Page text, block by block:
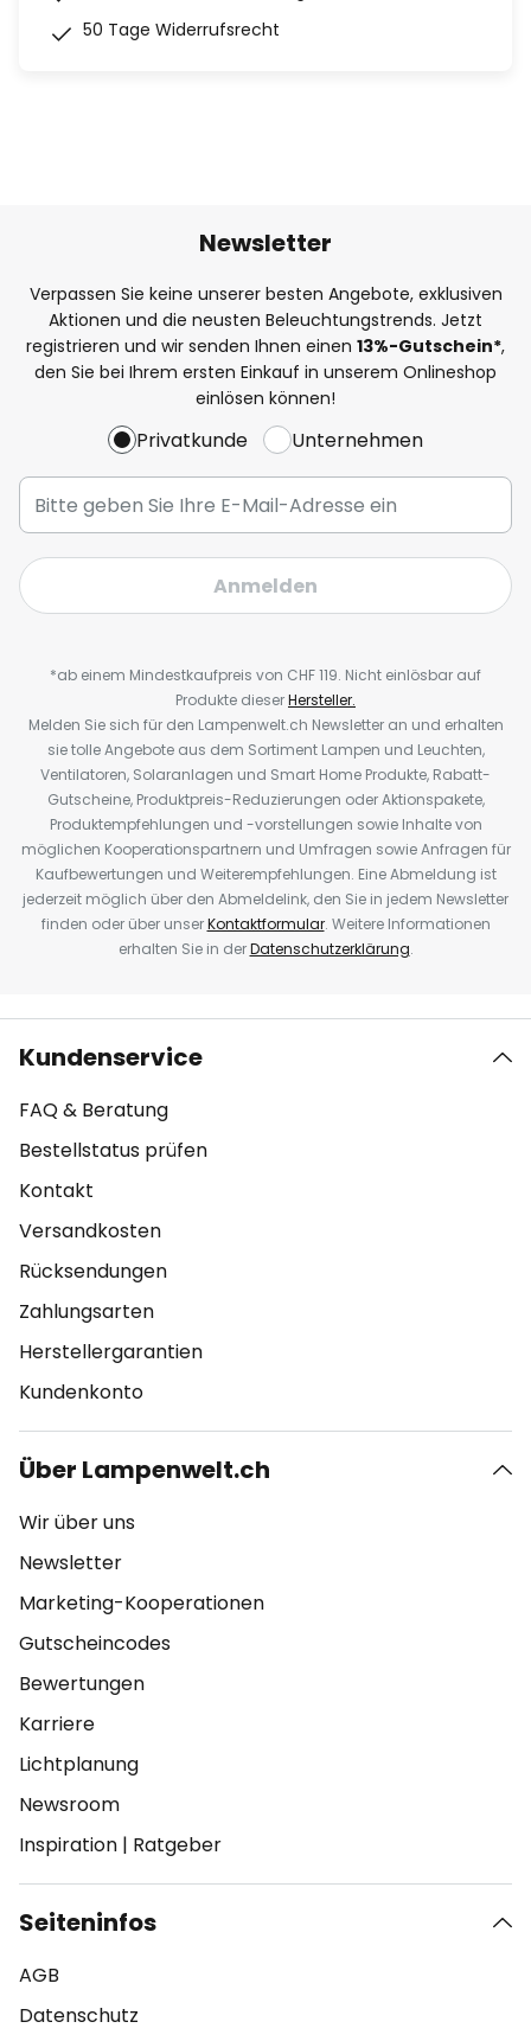
50 Tage Widerrufsrecht
Newsletter
Verpassen Sie keine unserer besten Angebote, exklusiven
Aktionen und die neusten Beleuchtungstrends. Jetzt
registrieren und wir senden Ihnen einen 13%-Gutschein*,
den Sie bei Ihrem ersten Einkauf in unserem Onlineshop
einlösen können!
Privatkunde Unternehmen
Anmelden
*ab einem Mindestkaufpreis von CHF 119. Nicht einlösbar auf
Produkte dieserHersteller.
Melden Sie sich für den Lampenwelt.ch Newsletter an und erhalten
sie tolle Angebote aus dem Sortiment Lampen und Leuchten,
Ventilatoren, Solaranlagen und Smart Home Produkte, Rabatt-
Gutscheine, Produktpreis-Reduzierungen oder Aktionspakete,
Produktempfehlungen und -vorstellungen sowie Inhalte von
möglichen Kooperationspartnern und Umfragen sowie Anfragen für
Kaufbewertungen und Weiterempfehlungen. Eine Abmeldung ist
jederzeit möglich über den Abmeldelink, den Sie in jedem Newsletter
finden oder über unserKontaktformular. Weitere Informationen
erhalten Sie in derDatenschutzerklärung.
Kundenservice
FAQ & Beratung
Bestellstatus prüfen
Kontakt
Versandkosten
Rücksendungen
Zahlungsarten
Herstellergarantien
Kundenkonto
Über Lampenwelt.ch
Wir über uns
Newsletter
Marketing-Kooperationen
Gutscheincodes
Bewertungen
Karriere
Lichtplanung
Newsroom
Inspiration | Ratgeber
Seiteninfos
AGB
Datenschutz